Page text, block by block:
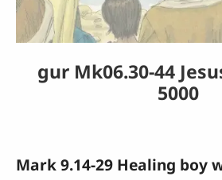
gur Mk06.30-44
5000
Mark 9.14-29 Healing boy